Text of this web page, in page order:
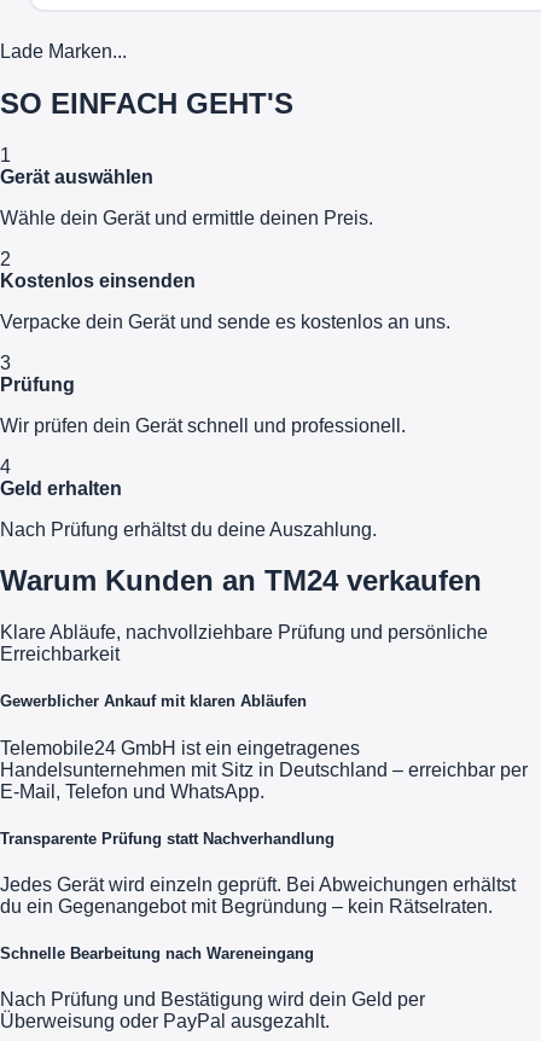
Lade Marken...
SO EINFACH GEHT'S
1
Gerät auswählen
Wähle dein Gerät und ermittle deinen Preis.
2
Kostenlos einsenden
Verpacke dein Gerät und sende es kostenlos an uns.
3
Prüfung
Wir prüfen dein Gerät schnell und professionell.
4
Geld erhalten
Nach Prüfung erhältst du deine Auszahlung.
Warum Kunden an TM24 verkaufen
Klare Abläufe, nachvollziehbare Prüfung und persönliche
Erreichbarkeit
Gewerblicher Ankauf mit klaren Abläufen
Telemobile24 GmbH ist ein eingetragenes
Handelsunternehmen mit Sitz in Deutschland – erreichbar per
E-Mail, Telefon und WhatsApp.
Transparente Prüfung statt Nachverhandlung
Jedes Gerät wird einzeln geprüft. Bei Abweichungen erhältst
du ein Gegenangebot mit Begründung – kein Rätselraten.
Schnelle Bearbeitung nach Wareneingang
Nach Prüfung und Bestätigung wird dein Geld per
Überweisung oder PayPal ausgezahlt.